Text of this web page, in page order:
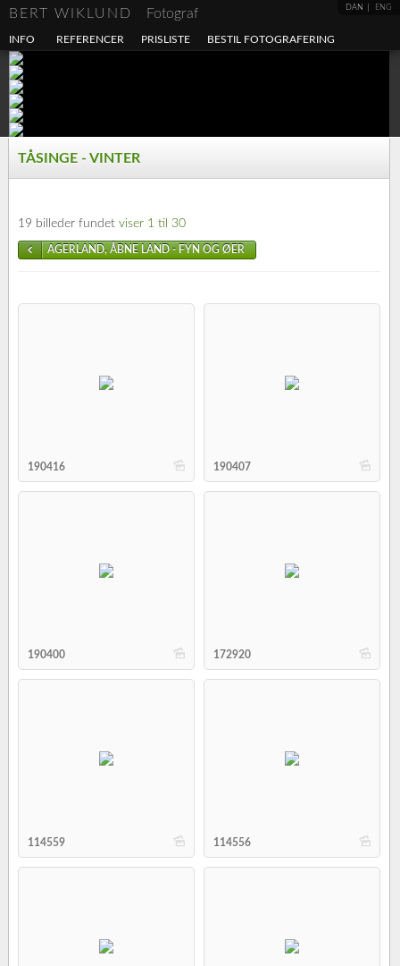
DAN ENG
BERT WIKLUND Fotograf
INFO REFERENCER PRISLISTE BESTIL FOTOGRAFERING
TÅSINGE - VINTER
19 billeder fundet viser 1 til 30
AGERLAND, ÅBNE LAND - FYN OG ØER
b
190416 b
190407
b
190400 b
172920
b
114559 b
114556